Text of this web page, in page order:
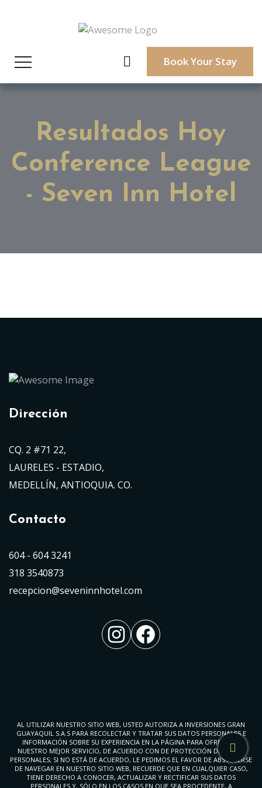
Book Your Stay
Resultados Hoy
Conference League
- Seven Inn Hotel
Dirección
CQ. 2 #71 22,
LAURELES - ESTADIO,
MEDELLÍN, ANTIOQUIA. CO.
Contacto
604 - 604 3241
318 3540873
recepcion@seveninnhotel.com
Instagram
Facebook
AL UTILIZAR NUESTRO SITIO WEB, USTED AUTORIZA A INVERSIONES GRAN
GUAYAQUIL S.A.S PARA RECOLECTAR Y TRATAR SUS DATOS PERSONALES E
INFORMACIÓN SOBRE SU EXPERIENCIA EN LA PÁGINA PARA OFRECERLE
NUESTRO MEJOR SERVICIO, DE ACUERDO CON DE PROTECCIÓN DE DATOS
PERSONALES; SI NO ESTÁ DE ACUERDO, LE PEDIMOS EL FAVOR DE ABSTENERSE
DE NAVEGAR EN NUESTRO SITIO WEB, RECUERDE QUE EN CUALQUIER CASO,
TIENE DERECHO A CONOCER, ACTUALIZAR Y RECTIFICAR SUS DATOS
PERSONALES Y, SÓLO EN LOS CASOS EN QUE SEA PROCEDENTE, A